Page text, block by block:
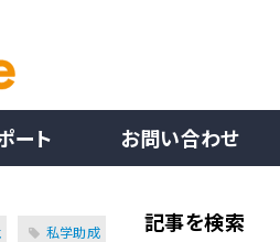
ート お問い合わせ
私学助成 記事を検索